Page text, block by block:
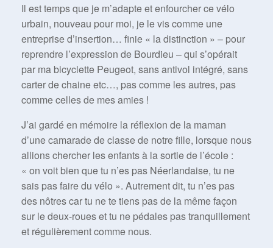
Il est temps que je m’adapte et enfourcher ce vélo
urbain, nouveau pour moi, je le vis comme une
entreprise d’insertion… finie « la distinction » – pour
reprendre l’expression de Bourdieu – qui s’opérait
par ma bicyclette Peugeot, sans antivol intégré, sans
carter de chaine etc…, pas comme les autres, pas
comme celles de mes amies !
J’ai gardé en mémoire la réflexion de la maman
d’une camarade de classe de notre fille, lorsque nous
allions chercher les enfants à la sortie de l’école :
« on voit bien que tu n’es pas Néerlandaise, tu ne
sais pas faire du vélo ». Autrement dit, tu n’es pas
des nôtres car tu ne te tiens pas de la même façon
sur le deux-roues et tu ne pédales pas tranquillement
et régulièrement comme nous.